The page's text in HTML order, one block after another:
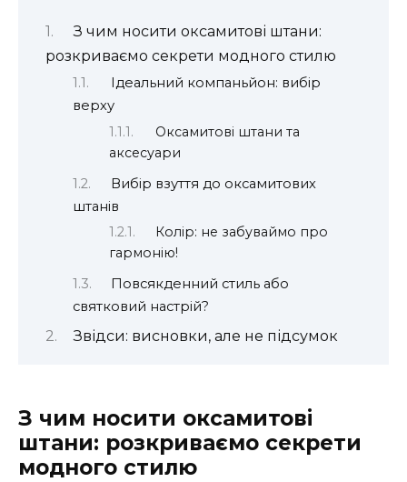
З чим носити оксамитові штани:
розкриваємо секрети модного стилю
Ідеальний компаньйон: вибір
верху
Оксамитові штани та
аксесуари
Вибір взуття до оксамитових
штанів
Колір: не забуваймо про
гармонію!
Повсякденний стиль або
святковий настрій?
Звідси: висновки, але не підсумок
З чим носити оксамитові
штани: розкриваємо секрети
модного стилю